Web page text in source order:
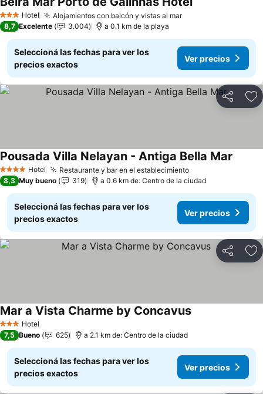
3 Estrellas
Hotel Alojamientos con balcón y vistas al marVer precios
Ver precios
8,7 Excelente 3.004 a 0.1 km de la playa
Seleccioná las fechas para ver los
precios exactos
Ver precios
Compartir
4 EstrellasHotel Restaurante y bar en el establecimientoVer precios
Pousada Villa Nelayan - Antiga Bella Mar
8,3 Muy bueno 319 a 0.6 km de: Centro de la ciudad
Seleccioná las fechas para ver los
precios exactos
Ver precios
Compartir
3 Estrellas
Hotel
Mar a Vista Charme by ConcavusVer precios
7,5 Bueno 625 a 2.1 km de: Centro de la ciudad
Seleccioná las fechas para ver los
precios exactos
Ver precios